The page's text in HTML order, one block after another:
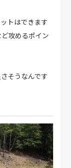
トはできます
攻めるポイン
そうなんです